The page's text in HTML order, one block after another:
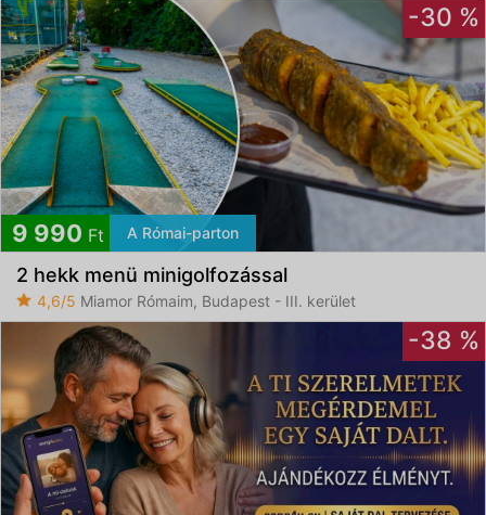
-30 %
9 990 Ft A Római-parton
2 hekk menü minigolfozással
4,6/5 Miamor Rómaim, Budapest - III. kerület
-38 %